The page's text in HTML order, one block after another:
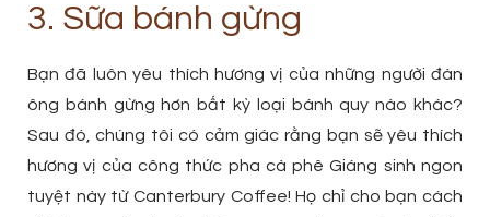
3. Sữa bánh gừng
Bạn đã luôn yêu thích hương vị của những người đàn
ông bánh gừng hơn bất kỳ loại bánh quy nào khác?
Sau đó, chúng tôi có cảm giác rằng bạn sẽ yêu thích
hương vị của công thức pha cà phê Giáng sinh ngon
tuyệt này từ Canterbury Coffee! Họ chỉ cho bạn cách